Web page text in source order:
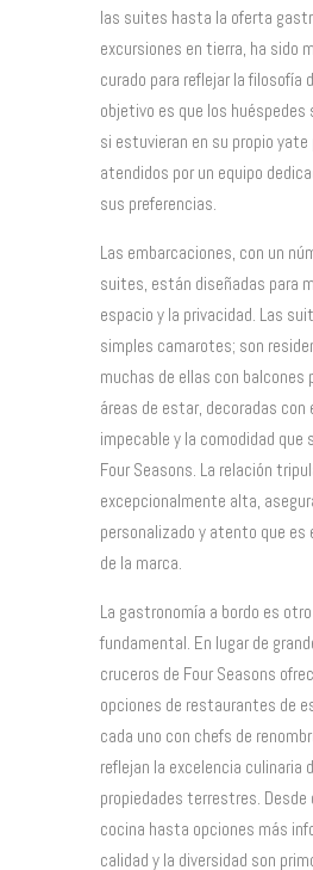
las suites hasta la oferta
excursiones en tierra, ha sido
curado para reflejar la filosofía
objetivo es que los
si estuvieran en su propio yate
atendidos por un equipo
sus preferencias.
Las embarcaciones, con un
suites, están diseñadas para
espacio y la privacidad. Las
simples camarotes; son
muchas de ellas con balcones
áreas de estar, decoradas con
impecable y la comodidad que
Four Seasons. La relación
excepcionalmente alta,
personalizado y atento que
de la marca.
La gastronomía a bordo es
fundamental. En lugar de
cruceros de Four Seasons
opciones de restaurantes de
cada uno con chefs de
reflejan la excelencia culinaria
propiedades terrestres. Desde
cocina hasta opciones más
calidad y la diversidad son